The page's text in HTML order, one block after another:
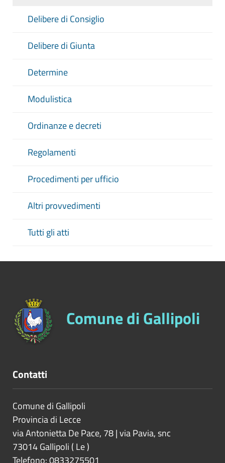
Delibere di Consiglio
Delibere di Giunta
Determine
Modulistica
Ordinanze e decreti
Regolamenti
Procedimenti per ufficio
Altri provvedimenti
Tutti gli atti
Comune di Gallipoli
Contatti
Comune di Gallipoli
Provincia di Lecce
via Antonietta De Pace, 78 | via Pavia, snc
73014Gallipoli ( Le)
Telefono: 0833275501